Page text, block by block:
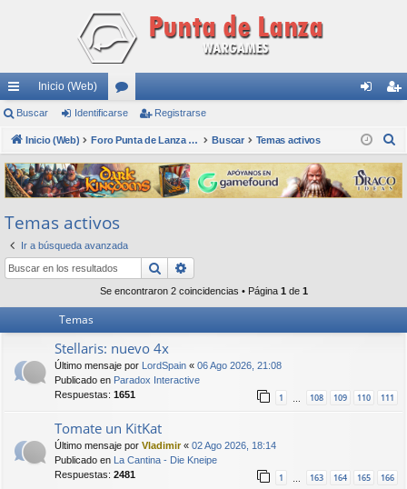
nl
ac
es
rá
pi
do
s
Inicio (Web)
or
os nti
fic
ar
ist
ra
rs
Buscar Identificarse Registrarse
Inicio (Web) Foro Punta de Lanza Wargames Buscar Temas activos
s
c
Temas activos
Ir a búsqueda avanzada
Buscar
Se encontraron 2 coincidencias • Página 1 de 1
Temas
Stellaris: nuevo 4x
Último mensaje por LordSpain « 06 Ago 2026, 21:08
Publicado en Paradox Interactive
Respuestas: 1651 1 108 109 110 111
Tomate un KitKat
Último mensaje por Vladimir« 02 Ago 2026, 18:14
Publicado en La Cantina - Die Kneipe
Respuestas: 2481 1 163 164 165 166